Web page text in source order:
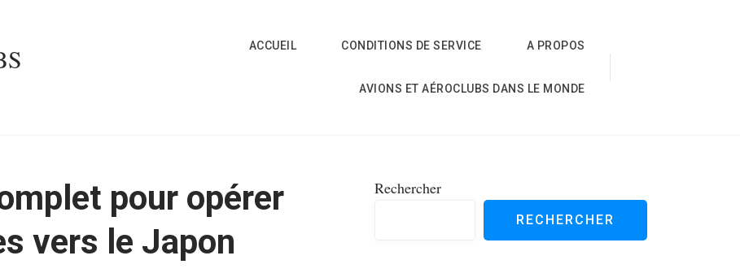
ACCUEIL CONDITIONS DE SERVICE A PROPOS
AVIONS ET AÉROCLUBS DANS LE MONDE
pour opérer
vers le Japon
Rechercher
RECHERCHER